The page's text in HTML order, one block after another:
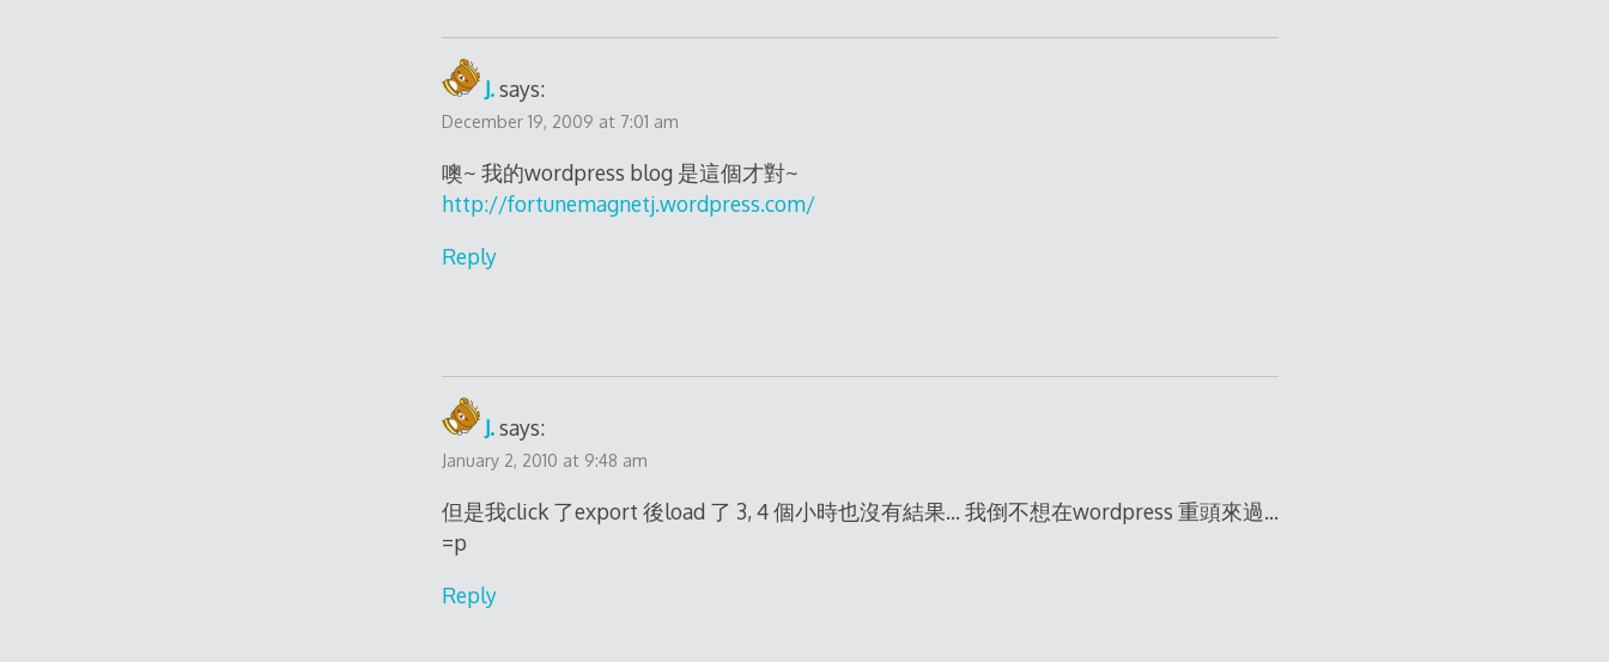
J.says:
December 19, 2009 at 7:01 am
噢~ 我的wordpress blog 是這個才對~
http://fortunemagnetj.wordpress.com/
Reply
J.says:
January 2, 2010 at 9:48 am
但是我click 了export 後load 了 3, 4 個小時也沒有結果… 我倒不想在wordpress 重頭來過…
=p
Reply